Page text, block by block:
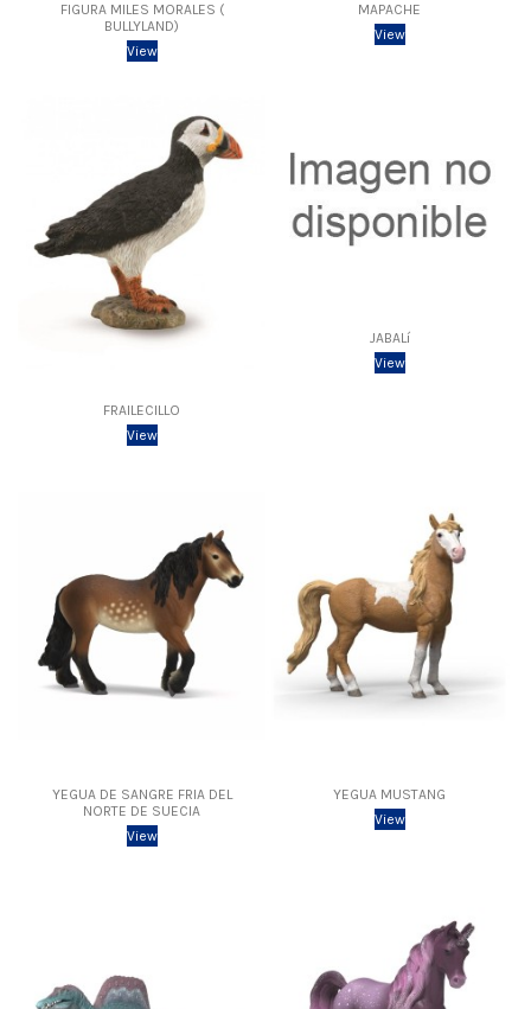
FIGURA MILES MORALES (
BULLYLAND)
View
MAPACHE
View
FRAILECILLO
View
JABALí
View
YEGUA DE SANGRE FRIA DEL
NORTE DE SUECIA
View
YEGUA MUSTANG
View